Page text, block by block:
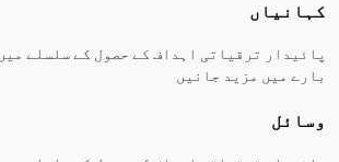
کہانیاں
پائیدار ترقیاتی اہداف کے حصول کے سلسلے
بارے میں مزید جانیں
وسائل